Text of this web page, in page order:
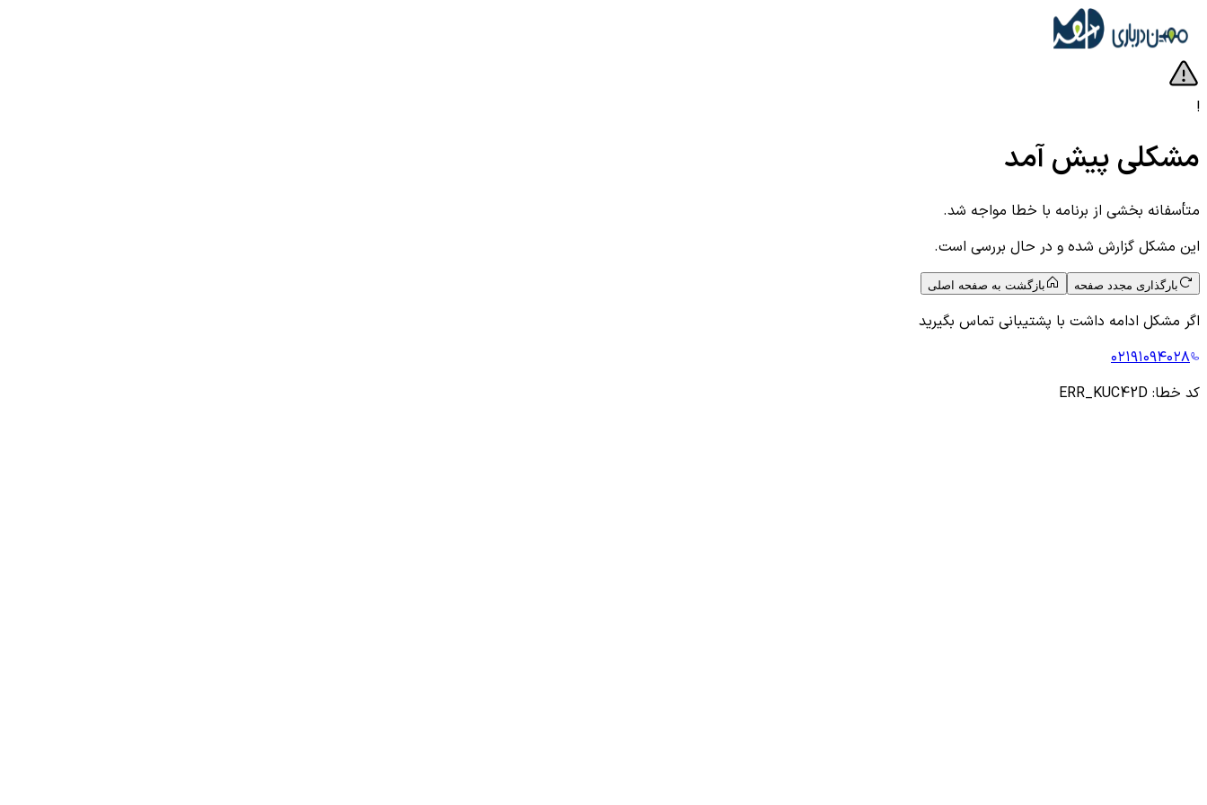
!
مشکلی پیش آمد
متأسفانه بخشی از برنامه با خطا مواجه شد.
این مشکل گزارش شده و در حال بررسی است.
بارگذاری مجدد صفحه بازگشت به صفحه اصلی
اگر مشکل ادامه داشت با پشتیبانی تماس بگیرید
۰۲۱۹۱۰۹۴۰۲۸
کد خطا: ERR_KUC42D